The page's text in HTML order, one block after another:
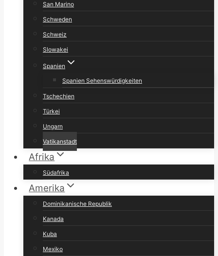
San Marino
Schweden
Schweiz
Slowakei
Spanien
Spanien Sehenswürdigkeiten
Tschechien
Türkei
Ungarn
Vatikanstadt
Afrika
Südafrika
Amerika
Dominikanische Republik
Kanada
Kuba
Mexiko